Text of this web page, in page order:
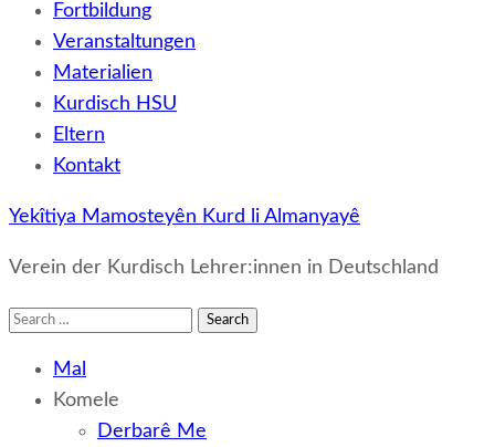
Fortbildung
Veranstaltungen
Materialien
Kurdisch HSU
Eltern
Kontakt
Yekîtiya Mamosteyên Kurd li Almanyayê
Verein der Kurdisch Lehrer:innen in Deutschland
Search
Mal
Komele
Derbarê Me